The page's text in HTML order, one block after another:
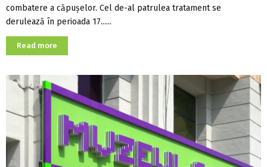
combatere a căpuşelor. Cel de-al patrulea tratament se
derulează în perioada 17......
Read more